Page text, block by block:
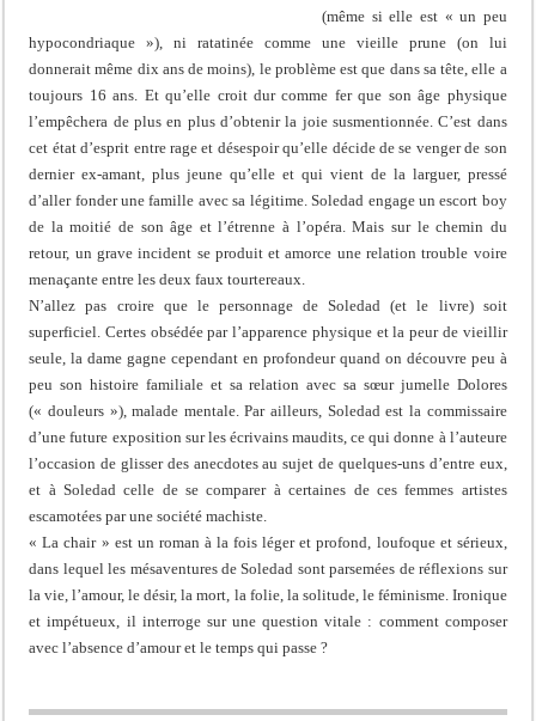
(même si elle est « un peu
hypocondriaque »), ni ratatinée comme une vieille prune (on lui
donnerait même dix ans de moins), le problème est que dans sa tête, elle a
toujours 16 ans. Et qu’elle croit dur comme fer que son âge physique
l’empêchera de plus en plus d’obtenir la joie susmentionnée. C’est dans
cet état d’esprit entre rage et désespoir qu’elle décide de se venger de son
dernier ex-amant, plus jeune qu’elle et qui vient de la larguer, pressé
d’aller fonder une famille avec sa légitime. Soledad engage un escort boy
de la moitié de son âge et l’étrenne à l’opéra. Mais sur le chemin du
retour, un grave incident se produit et amorce une relation trouble voire
menaçante entre les deux faux tourtereaux.
N’allez pas croire que le personnage de Soledad (et le livre) soit
superficiel. Certes obsédée par l’apparence physique et la peur de vieillir
seule, la dame gagne cependant en profondeur quand on découvre peu à
peu son histoire familiale et sa relation avec sa sœur jumelle Dolores
(« douleurs »), malade mentale. Par ailleurs, Soledad est la commissaire
d’une future exposition sur les écrivains maudits, ce qui donne à l’auteure
l’occasion de glisser des anecdotes au sujet de quelques-uns d’entre eux,
et à Soledad celle de se comparer à certaines de ces femmes artistes
escamotées par une société machiste.
« La chair » est un roman à la fois léger et profond, loufoque et sérieux,
dans lequel les mésaventures de Soledad sont parsemées de réflexions sur
la vie, l’amour, le désir, la mort, la folie, la solitude, le féminisme. Ironique
et impétueux, il interroge sur une question vitale : comment composer
avec l’absence d’amour et le temps qui passe ?